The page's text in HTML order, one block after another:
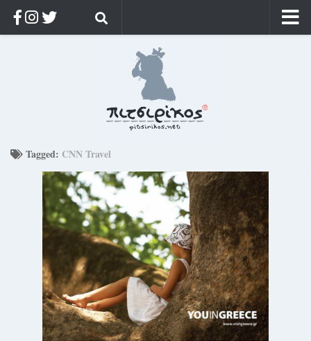
Ρίζα & Διάρκεια
Στοχασμοί & αποφθέγματα
Διαφήμιση
Γίνετε συνδρομητής
Μόνο για συνδρομητές
Log in
Tagged: CNN Travel